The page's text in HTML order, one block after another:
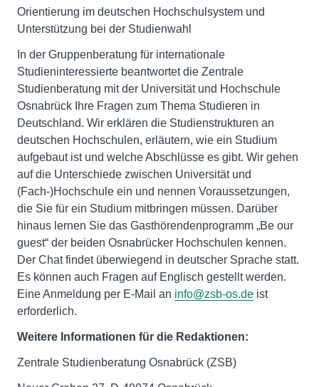
Orientierung im deutschen Hochschulsystem und
Unterstützung bei der Studienwahl
In der Gruppenberatung für internationale
Studieninteressierte beantwortet die Zentrale
Studienberatung mit der Universität und Hochschule
Osnabrück Ihre Fragen zum Thema Studieren in
Deutschland. Wir erklären die Studienstrukturen an
deutschen Hochschulen, erläutern, wie ein Studium
aufgebaut ist und welche Abschlüsse es gibt. Wir gehen
auf die Unterschiede zwischen Universität und
(Fach-)Hochschule ein und nennen Voraussetzungen,
die Sie für ein Studium mitbringen müssen. Darüber
hinaus lernen Sie das Gasthörendenprogramm „Be our
guest“ der beiden Osnabrücker Hochschulen kennen.
Der Chat findet überwiegend in deutscher Sprache statt.
Es können auch Fragen auf Englisch gestellt werden.
Eine Anmeldung per E-Mail an info@zsb-os.de ist
erforderlich.
Weitere Informationen für die Redaktionen:
Zentrale Studienberatung Osnabrück (ZSB)